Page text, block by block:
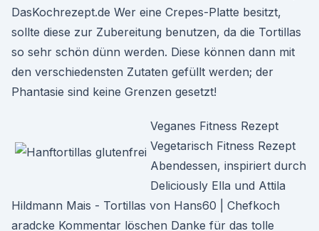
DasKochrezept.de Wer eine Crepes-Platte besitzt,
sollte diese zur Zubereitung benutzen, da die Tortillas
so sehr schön dünn werden. Diese können dann mit
den verschiedensten Zutaten gefüllt werden; der
Phantasie sind keine Grenzen gesetzt!
Veganes Fitness Rezept
Vegetarisch Fitness Rezept
Abendessen, inspiriert durch
Deliciously Ella und Attila
Hildmann Mais - Tortillas von Hans60 | Chefkoch
aradcke Kommentar löschen Danke für das tolle